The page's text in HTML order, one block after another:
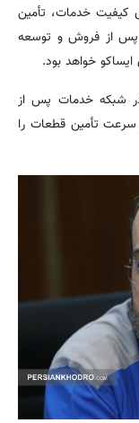
کیفیت خدمات، تأمین
پس از فروش و توسعه
خواهد بود.
شبکه خدمات پس از
تأمین قطعات را